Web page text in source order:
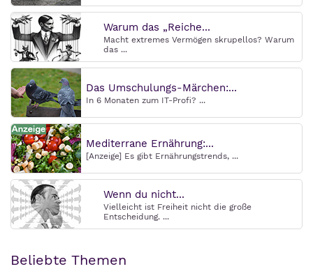
Warum das „Reiche...
Macht extremes Vermögen skrupellos? Warum
das ...
Das Umschulungs-Märchen:...
In 6 Monaten zum IT-Profi? ...
Mediterrane Ernährung:...
[Anzeige] Es gibt Ernährungstrends, ...
Wenn du nicht...
Vielleicht ist Freiheit nicht die große
Entscheidung. ...
Beliebte Themen